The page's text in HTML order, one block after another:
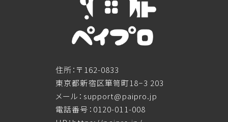
住所：〒162-0833
東京都新宿区箪笥町18−3 203
メール：support@paipro.jp
電話番号：0120-011-008